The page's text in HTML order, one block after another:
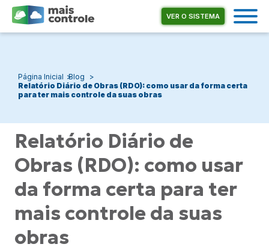
VER O SISTEMA
Página Inicial Blog
Relatório Diário de Obras (RDO): como usar da forma certa
para ter mais controle da suas obras
Relatório Diário de
Obras (RDO): como usar
da forma certa para ter
mais controle da suas
obras